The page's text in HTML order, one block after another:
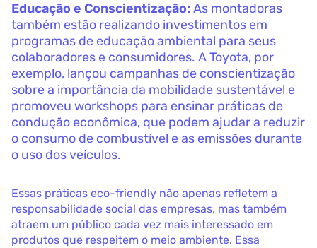
Educação e Conscientização: As montadoras
também estão realizando investimentos em
programas de educação ambiental para seus
colaboradores e consumidores. A Toyota, por
exemplo, lançou campanhas de conscientização
sobre a importância da mobilidade sustentável e
promoveu workshops para ensinar práticas de
condução econômica, que podem ajudar a reduzir
o consumo de combustível e as emissões durante
o uso dos veículos.
Essas práticas eco-friendly não apenas refletem a
responsabilidade social das empresas, mas também
atraem um público cada vez mais interessado em
produtos que respeitem o meio ambiente. Essa